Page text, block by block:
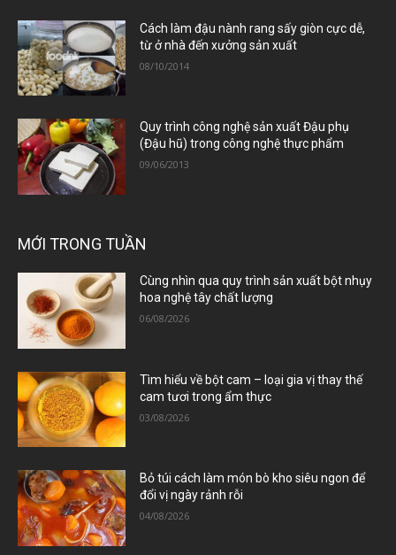
Cách làm đậu nành rang sấy giòn cực dễ,
từ ở nhà đến xưởng sản xuất
08/10/2014
Quy trình công nghệ sản xuất Đậu phụ
(Đậu hũ) trong công nghệ thực phẩm
09/06/2013
MỚI TRONG TUẦN
Cùng nhìn qua quy trình sản xuất bột nhụy
hoa nghệ tây chất lượng
06/08/2026
Tìm hiểu về bột cam – loại gia vị thay thế
cam tươi trong ẩm thực
03/08/2026
Bỏ túi cách làm món bò kho siêu ngon để
đổi vị ngày rảnh rỗi
04/08/2026